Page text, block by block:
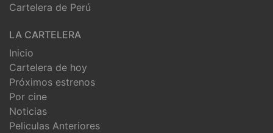
Cartelera de Perú
LA CARTELERA
Inicio
Cartelera de hoy
Próximos estrenos
Por cine
Noticias
Peliculas Anteriores